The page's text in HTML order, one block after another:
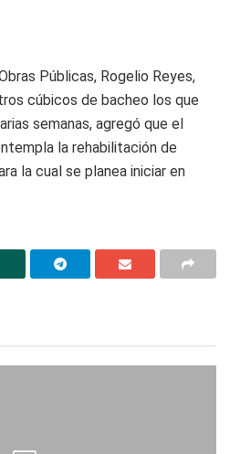
Públicas, Rogelio Reyes,
cúbicos de bacheo los que
semanas, agregó que el
la rehabilitación de
la cual se planea iniciar en